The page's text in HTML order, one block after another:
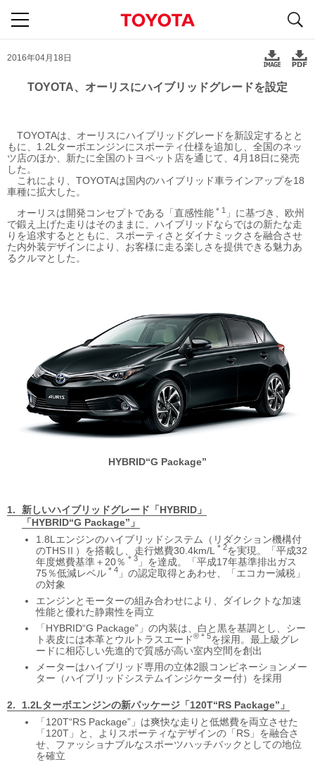
2016年04月18日
TOYOTA、オーリスにハイブリッドグレードを設定
TOYOTAは、オーリスにハイブリッドグレードを新設定するとと
もに、1.2Lターボエンジンにスポーティ仕様を追加し、全国のネッ
ツ店のほか、新たに全国のトヨペット店を通じて、4月18日に発売
した。
これにより、TOYOTAは国内のハイブリッド車ラインアップを18
車種に拡大した。
オーリスは開発コンセプトである「直感性能 ＊1 」に基づき、欧州
で鍛え上げた走りはそのままに、ハイブリッドならではの新たな走
りを追求するとともに、スポーティさとダイナミックさを融合させ
た内外装デザインにより、お客様に走る楽しさを提供できる魅力あ
るクルマとした。
HYBRID“G Package”
新しいハイブリッドグレード 「HYBRID」
「HYBRID“G Package”」
1.8Lエンジンのハイブリッドシステム（リダクション機構付
のTHSⅡ）を搭載し、走行燃費30.4km/L
＊2を実現。「平成32
年度燃費基準＋20％ ＊3 」を達成。「平成17年基準排出ガス
75％低減レベル ＊4 」の認定取得とあわせ、「エコカー減税」
の対象
エンジンとモーターの組み合わせにより、ダイレクトな加速
性能と優れた静粛性を両立
「HYBRID“G Package”」の内装は、白と黒を基調とし、シー
ト表皮には本革とウルトラスエード®＊5を採用。最上級グレ
ードに相応しい先進的で質感が高い室内空間を創出
メーターはハイブリッド専用の立体2眼コンビネーションメー
ター（ハイブリッドシステムインジケーター付）を採用
1.2Lターボエンジンの新パッケージ 「120T“RS Package”」
「120T“RS Package”」は爽快な走りと低燃費を両立させた
「120T」と、よりスポーティなデザインの「RS」を融合さ
せ、ファッショナブルなスポーツハッチバックとしての地位
を確立